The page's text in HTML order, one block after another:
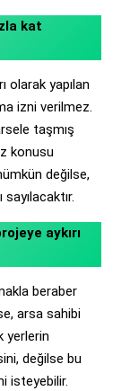
kat
olarak yapılan
izni verilmez.
taşmış
konusu
değilse,
aykırı
beraber
arsa sahibi
yerlerin
değilse bu
isteyebilir.